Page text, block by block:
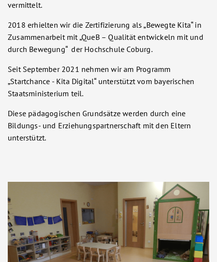
vermittelt.
2018 erhielten wir die Zertifizierung als „Bewegte Kita“ in
Zusammenarbeit mit „QueB – Qualität entwickeln mit und
durch Bewegung“ der Hochschule Coburg.
Seit September 2021 nehmen wir am Programm
„Startchance - Kita Digital“ unterstützt vom bayerischen
Staatsministerium teil.
Diese pädagogischen Grundsätze werden durch eine
Bildungs- und Erziehungspartnerschaft mit den Eltern
unterstützt.